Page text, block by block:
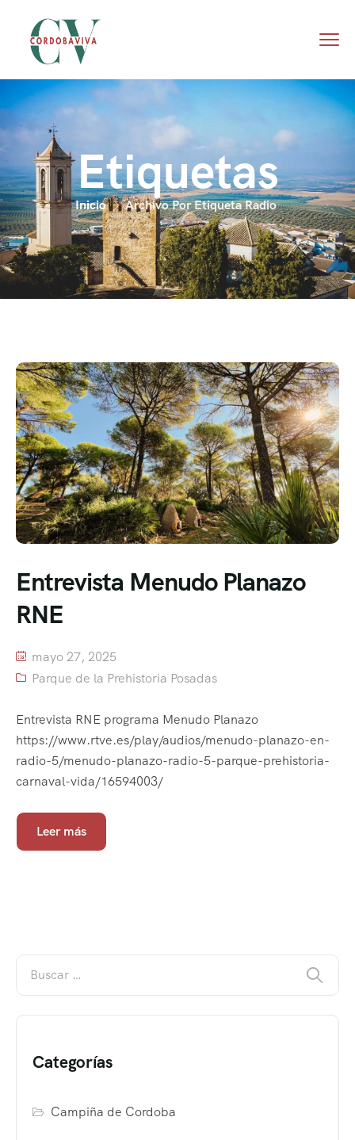
Etiquetas
Inicio Archivo Por Etiqueta Radio
Entrevista Menudo Planazo
RNE
mayo 27, 2025
Parque de la Prehistoria Posadas
Entrevista RNE programa Menudo Planazo
https://www.rtve.es/play/audios/menudo-planazo-en-
radio-5/menudo-planazo-radio-5-parque-prehistoria-
carnaval-vida/16594003/
Leer más
Categorías
Campiña de Cordoba